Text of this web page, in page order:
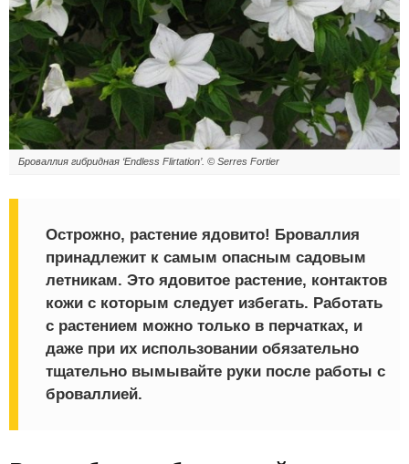
Броваллия гибридная ‘Endless Flirtation’. © Serres Fortier
Острожно, растение ядовито! Броваллия
принадлежит к самым опасным садовым
летникам. Это ядовитое растение, контактов
кожи с которым следует избегать. Работать
с растением можно только в перчатках, и
даже при их использовании обязательно
тщательно вымывайте руки после работы с
броваллией.